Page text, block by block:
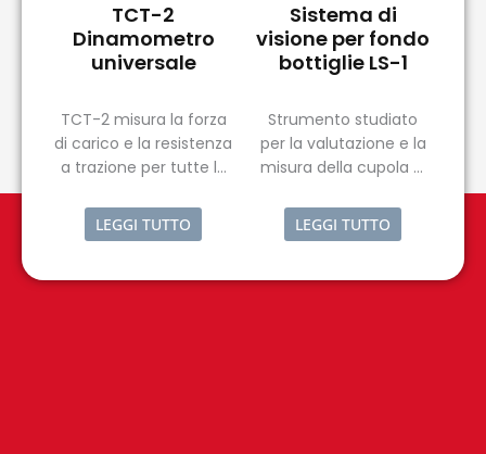
TCT-2
Dinamometro
universale
TCT-2 misura la forza
di carico e la resistenza
a trazione per tutte le
LEGGI TUTTO
Sistema di
visione per fondo
bottiglie LS-1
Strumento studiato
per la valutazione e la
misura della cupola di
vetro.
LEGGI TUTTO